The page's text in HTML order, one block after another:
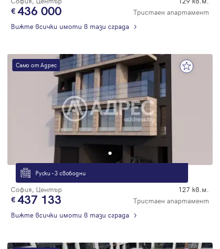
436 000
Тристаен апартамент
Вижте всички имоти в тази сграда
Само от Адрес
Руски - 3 свободни
София, Център 127 кв.м.
437 133
Тристаен апартамент
Вижте всички имоти в тази сграда